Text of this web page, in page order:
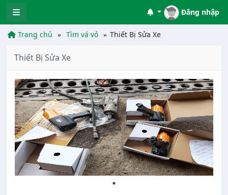
Đăng nhập
Trang chủ Tìm vá vỏ Thiết Bị Sửa Xe
Thiết Bị Sửa Xe